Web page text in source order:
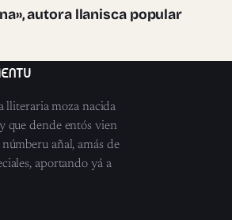
autora llanisca popular
lliteraria moza nacida
que dende entós vien
añal, amás de
aportando yá a